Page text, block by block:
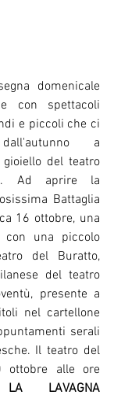
domenicale
con spettacoli
e piccoli che ci
dall'autunno a
del teatro
Ad aprire la
Battaglia
16 ottobre, una
con una piccolo
del Buratto,
del teatro
presente a
nel cartellone
serali
Il teatro del
ottobre alle ore
LAVAGNA